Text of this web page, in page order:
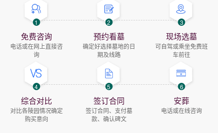
1
免费咨询
电话或在网上直接咨
询
2
预约看墓
确定好选择墓地的日
期及线路
3
现场选墓
可自驾或乘坐免费班
车前往
4
综合对比
对比各陵园情况确定
购买意向
5
签订合同
签订合同、支付墓
款、确认碑文
6
安葬
电话或在线咨询